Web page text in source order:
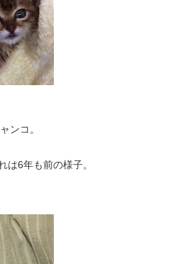
ンコ。
は6年も前の様子。